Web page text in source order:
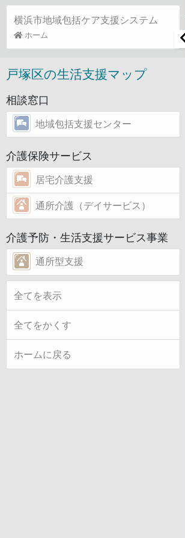
市町村介護予防・生活支援
横浜市地域包括ケア支援システム
ホーム
戸塚区の生活支援マップ
相談窓口
地域包括支援センター
介護保険サービス
居宅介護支援
通所介護（デイサービス）
介護予防・生活支援サービス事業
通所型支援
全てを表示
全てをかくす
ホームに戻る